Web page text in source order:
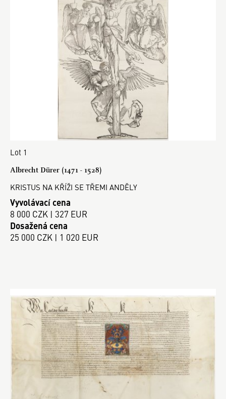
Lot 1
Albrecht Dürer (1471 - 1528)
KRISTUS NA KŘÍŽI SE TŘEMI ANDĚLY
Vyvolávací cena
8 000 CZK | 327 EUR
Dosažená cena
25 000 CZK | 1 020 EUR